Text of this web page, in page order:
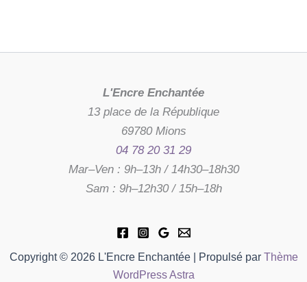
L'Encre Enchantée
13 place de la République
69780 Mions
04 78 20 31 29
Mar–Ven : 9h–13h / 14h30–18h30
Sam : 9h–12h30 / 15h–18h
Copyright © 2026 L'Encre Enchantée | Propulsé par Thème
WordPress Astra